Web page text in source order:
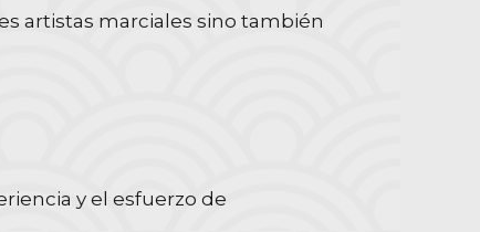
artistas marciales sino también
y el esfuerzo de